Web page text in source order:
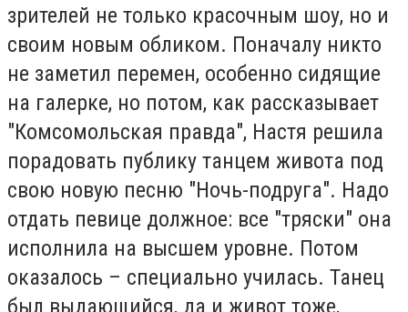
зрителей не только красочным шоу, но и
своим новым обликом. Поначалу никто
не заметил перемен, особенно сидящие
на галерке, но потом, как рассказывает
"Комсомольская правда", Настя решила
порадовать публику танцем живота под
свою новую песню "Ночь-подруга". Надо
отдать певице должное: все "тряски" она
исполнила на высшем уровне. Потом
оказалось – специально училась. Танец
был выдающийся, да и живот тоже,